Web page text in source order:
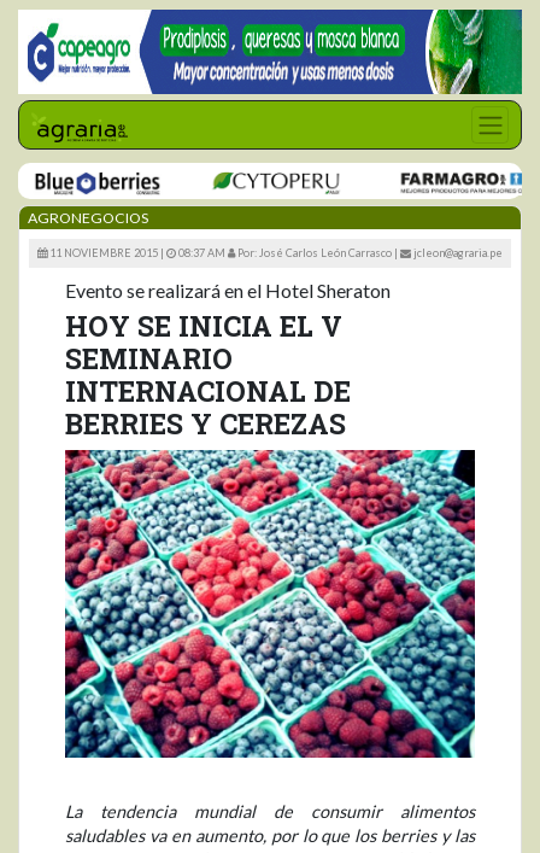
AGRONEGOCIOS
11 NOVIEMBRE 2015 | 08:37 AM Por: José Carlos León Carrasco | jcleon@agraria.pe
Evento se realizará en el Hotel Sheraton
HOY SE INICIA EL V
SEMINARIO
INTERNACIONAL DE
BERRIES Y CEREZAS
La tendencia mundial de consumir alimentos
saludables va en aumento, por lo que los berries y las